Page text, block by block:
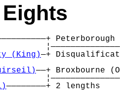
(King)—+
——+
————————+